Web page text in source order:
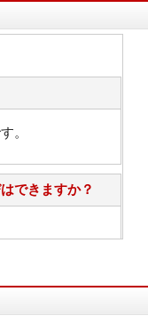
。
できますか？
は、探して取り